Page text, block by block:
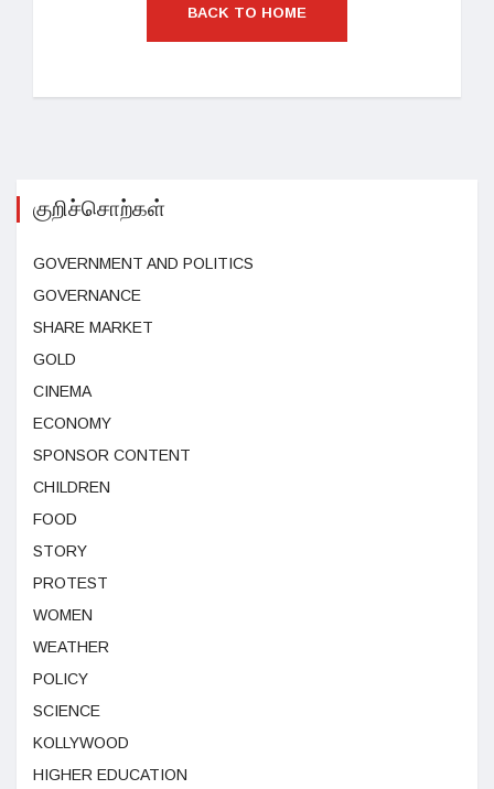
BACK TO HOME
குறிச்சொற்கள்
GOVERNMENT AND POLITICS
GOVERNANCE
SHARE MARKET
GOLD
CINEMA
ECONOMY
SPONSOR CONTENT
CHILDREN
FOOD
STORY
PROTEST
WOMEN
WEATHER
POLICY
SCIENCE
KOLLYWOOD
HIGHER EDUCATION